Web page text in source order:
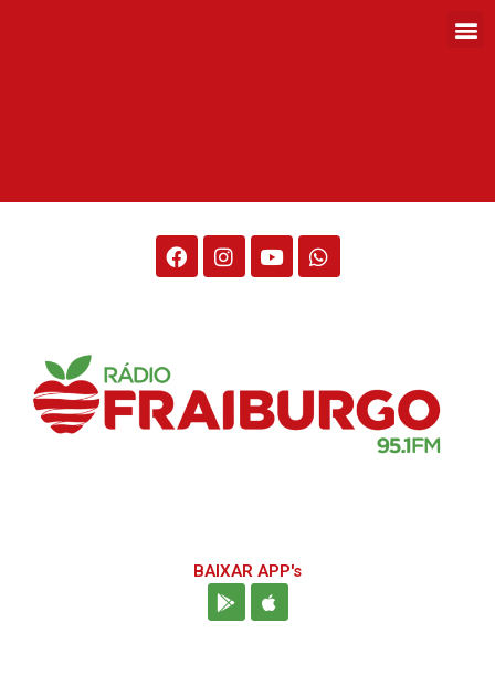
BAIXAR APP's